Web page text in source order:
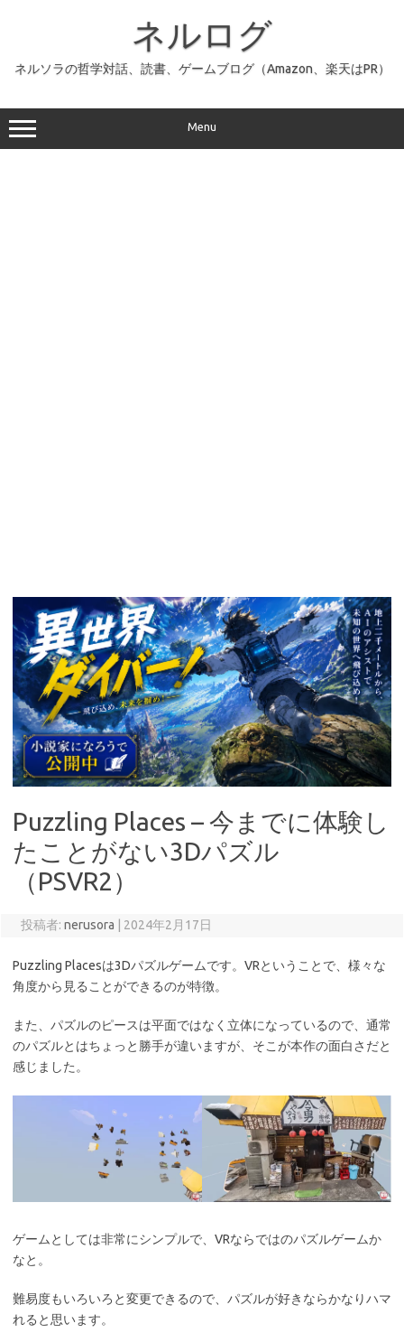
ッ
プ
ネルログ
ネルソラの哲学対話、読書、ゲームブログ（Amazon、楽天はPR）
Menu
Puzzling Places – 今までに体験し
たことがない3Dパズル
（PSVR2）
投稿者: nerusora 2024年2月17日
Puzzling Placesは3Dパズルゲームです。VRということで、様々な
角度から見ることができるのが特徴。
また、パズルのピースは平面ではなく立体になっているので、通常
のパズルとはちょっと勝手が違いますが、そこが本作の面白さだと
感じました。
ゲームとしては非常にシンプルで、VRならではのパズルゲームか
なと。
難易度もいろいろと変更できるので、パズルが好きならかなりハマ
れると思います。